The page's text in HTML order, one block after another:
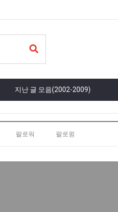
지난 글 모음(2002-2009)
팔로워 팔로윙